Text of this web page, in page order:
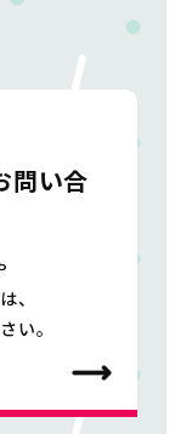
問い合
、
い。